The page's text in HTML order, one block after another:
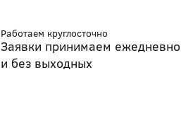
Работаем круглосточно
Заявки принимаем ежедневно
и без выходных